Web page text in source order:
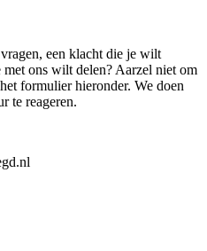
een klacht die je wilt
ons wilt delen? Aarzel niet om
formulier hieronder. We doen
te reageren.